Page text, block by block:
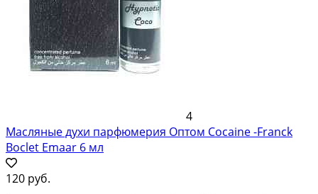
4
Масляные духи парфюмерия Оптом Cocaine -Franck
Boclet Emaar 6 мл
120 руб.